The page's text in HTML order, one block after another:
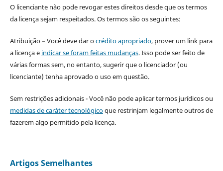
O licenciante não pode revogar estes direitos desde que os termos
da licença sejam respeitados. Os termos são os seguintes:
Atribuição – Você deve dar ocrédito apropriado, prover um link para
a licença e indicar se foram feitas mudanças. Isso pode ser feito de
várias formas sem, no entanto, sugerir que o licenciador (ou
licenciante) tenha aprovado o uso em questão.
Sem restrições adicionais - Você não pode aplicar termos jurídicos ou
medidas de caráter tecnológicoque restrinjam legalmente outros de
fazerem algo permitido pela licença.
Artigos Semelhantes